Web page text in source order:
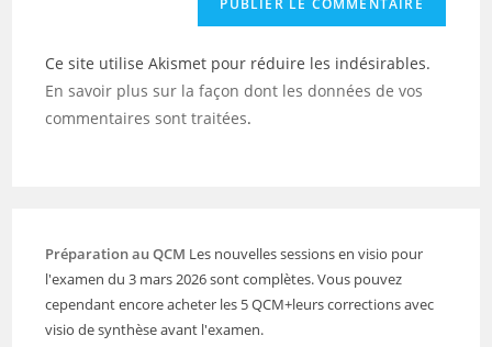
Ce site utilise Akismet pour réduire les indésirables.
En savoir plus sur la façon dont les données de vos
commentaires sont traitées.
Préparation au QCM Les nouvelles sessions en visio pour
l'examen du 3 mars 2026 sont complètes. Vous pouvez
cependant encore acheter les 5 QCM+leurs corrections avec
visio de synthèse avant l'examen.